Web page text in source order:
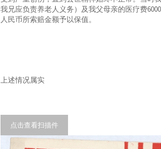
我兄应负责养老人义务）及我父母亲的医疗费
人民币所索赔金额予以保值。
上述情况属实